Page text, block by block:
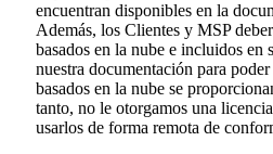
encuentran disponibles en la
Además, los Clientes y MSP
basados en la nube e incluidos en
nuestra documentación para
basados en la nube se
tanto, no le otorgamos una
usarlos de forma remota de